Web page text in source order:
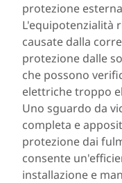
protezione
L'equipotenzialità
causate dalla
protezione dalle
che possono
elettriche troppo
Uno sguardo da
completa e
protezione dai
consente
installazione e